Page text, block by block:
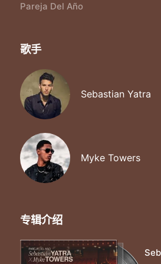
Solo queda ser sincero
Yo te quiero todavía
Pareja Del Año
歌手
Sebastian Yatra
Myke Towers
专辑介绍